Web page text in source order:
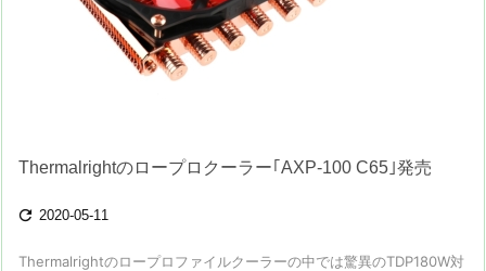
Thermalrightのロープロクーラー｢AXP-100 C65｣発売
 2020-05-11
Thermalrightのロープロファイルクーラーの中では驚異のTDP180W対